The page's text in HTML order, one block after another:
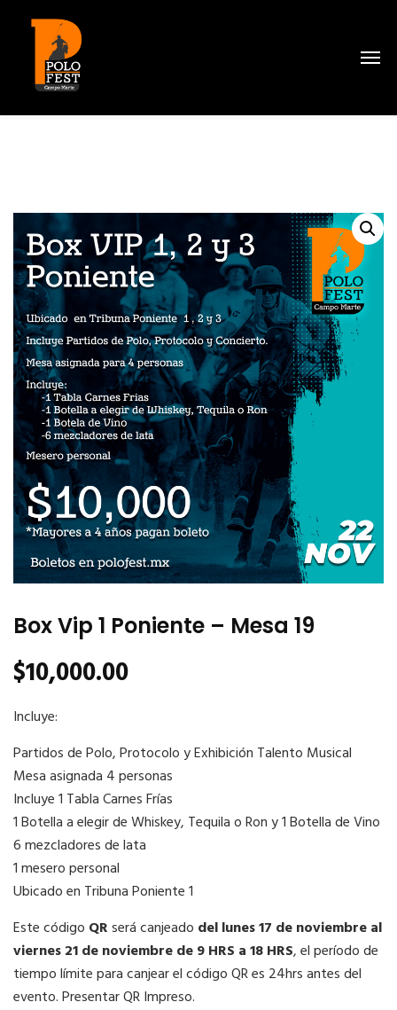
Box Vip 1 Poniente – Mesa 19
$10,000.00
Incluye:
Partidos de Polo, Protocolo y Exhibición Talento Musical
Mesa asignada 4 personas
Incluye 1 Tabla Carnes Frías
1 Botella a elegir de Whiskey, Tequila o Ron y 1 Botella de Vino
6 mezcladores de lata
1 mesero personal
Ubicado en Tribuna Poniente 1
Este código QRserá canjeado del lunes 17 de noviembre al
viernes 21 de noviembre de 9 HRS a 18 HRS, el período de
tiempo límite para canjear el código QR es 24hrs antes del
evento. Presentar QR Impreso.